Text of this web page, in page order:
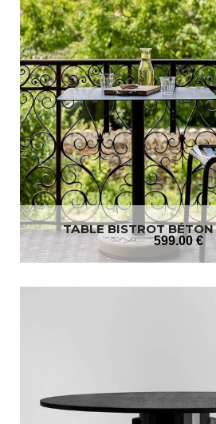
TABLE BISTROT BÉTON
599.00 €